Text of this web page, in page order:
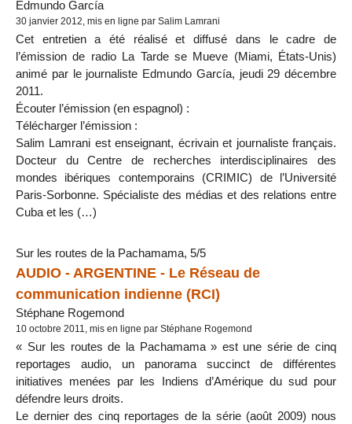
Edmundo García
30 janvier 2012, mis en ligne par Salim Lamrani
Cet entretien a été réalisé et diffusé dans le cadre de
l’émission de radio La Tarde se Mueve (Miami, États-Unis)
animé par le journaliste Edmundo García, jeudi 29 décembre
2011.
Écouter l’émission (en espagnol) :
Télécharger l’émission :
Salim Lamrani est enseignant, écrivain et journaliste français.
Docteur du Centre de recherches interdisciplinaires des
mondes ibériques contemporains (CRIMIC) de l’Université
Paris-Sorbonne. Spécialiste des médias et des relations entre
Cuba et les (…)
Sur les routes de la Pachamama, 5/5
AUDIO - ARGENTINE - Le Réseau de
communication indienne (RCI)
Stéphane Rogemond
10 octobre 2011, mis en ligne par Stéphane Rogemond
« Sur les routes de la Pachamama » est une série de cinq
reportages audio, un panorama succinct de différentes
initiatives menées par les Indiens d’Amérique du sud pour
défendre leurs droits.
Le dernier des cinq reportages de la série (août 2009) nous